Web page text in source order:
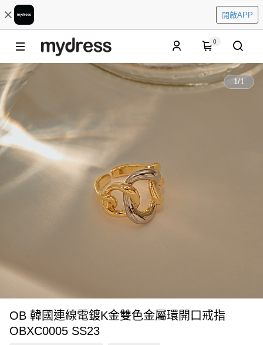
開啟APP
0
1/1
OB 韓國連線電鍍K金雙色金屬環開口戒指
OBXC0005 SS23